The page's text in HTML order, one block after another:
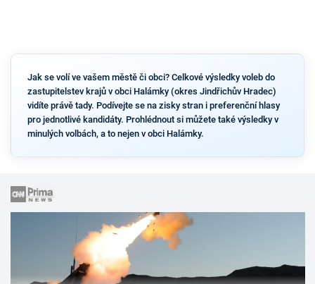
Jak se volí ve vašem městě či obci? Celkové výsledky voleb do
zastupitelstev krajů v obci Halámky (okres Jindřichův Hradec)
vidíte právě tady. Podívejte se na zisky stran i preferenční hlasy
pro jednotlivé kandidáty. Prohlédnout si můžete také výsledky v
minulých volbách, a to nejen v obci Halámky.